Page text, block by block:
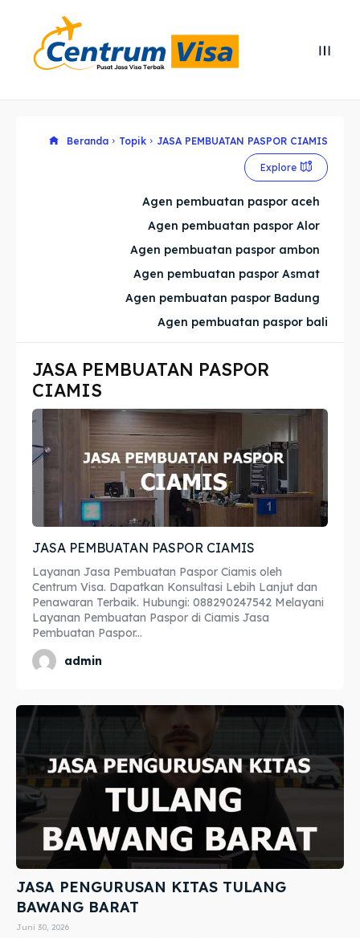
Cari
Cari
Explore our destinations
Imta
Legalisir
Apostille
Penerjemah
Asuransi
Blog
Explore our destinations
Imta
Legalisir
Apostille
Penerjemah
Asuransi
Blog
Beranda Topik JASA PEMBUATAN PASPOR CIAMIS
Explore
Agen pembuatan paspor aceh
Agen pembuatan paspor Alor
Agen pembuatan paspor ambon
Agen pembuatan paspor Asmat
Agen pembuatan paspor Badung
Agen pembuatan paspor bali
JASA PEMBUATAN PASPOR
CIAMIS
JASA PEMBUATAN PASPOR CIAMIS
Layanan Jasa Pembuatan Paspor Ciamis oleh
Centrum Visa. Dapatkan Konsultasi Lebih Lanjut dan
Penawaran Terbaik. Hubungi: 088290247542 Melayani
Layanan Pembuatan Paspor di Ciamis Jasa
Pembuatan Paspor...
admin
JASA PENGURUSAN KITAS TULANG
BAWANG BARAT
Juni 30, 2026